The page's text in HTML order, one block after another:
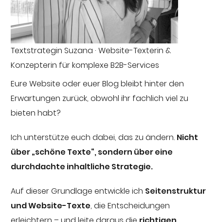
Textstrategin Suzana · Website-Texterin &
Konzepterin für komplexe B2B-Services
Eure Website oder euer Blog bleibt hinter den
Erwartungen zurück, obwohl ihr fachlich viel zu
bieten habt?
Ich unterstütze euch dabei, das zu ändern. Nicht
über „schöne Texte“, sondern über eine
durchdachte inhaltliche Strategie.
Auf dieser Grundlage entwickle ich Seitenstruktur
und Website-Texte, die Entscheidungen